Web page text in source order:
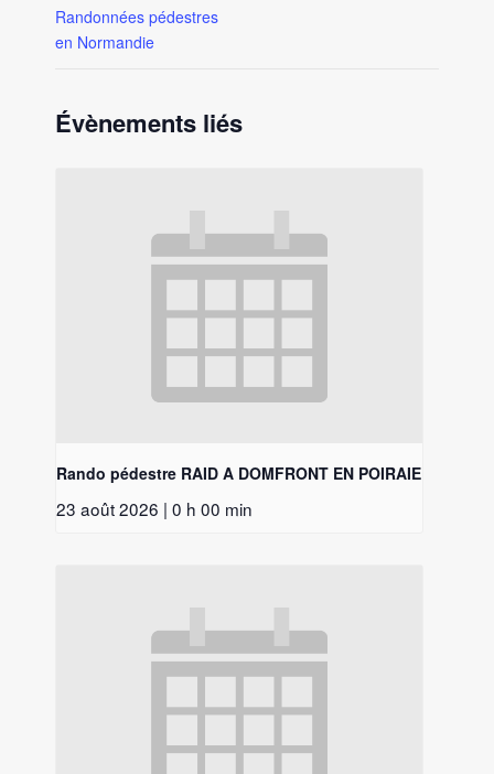
Randonnées pédestres
en Normandie
Évènements liés
Rando pédestre RAID A DOMFRONT EN POIRAIE
23 août 2026 | 0 h 00 min